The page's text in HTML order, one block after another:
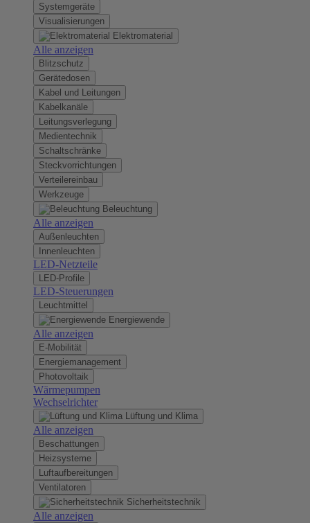
Systemgeräte
Visualisierungen
Elektromaterial
Alle anzeigen
Blitzschutz
Gerätedosen
Kabel und Leitungen
Kabelkanäle
Leitungsverlegung
Medientechnik
Schaltschränke
Steckvorrichtungen
Verteilereinbau
Werkzeuge
Beleuchtung
Alle anzeigen
Außenleuchten
Innenleuchten
LED-Netzteile
LED-Profile
LED-Steuerungen
Leuchtmittel
Energiewende
Alle anzeigen
E-Mobilität
Energiemanagement
Photovoltaik
Wärmepumpen
Wechselrichter
Lüftung und Klima
Alle anzeigen
Beschattungen
Heizsysteme
Luftaufbereitungen
Ventilatoren
Sicherheitstechnik
Alle anzeigen